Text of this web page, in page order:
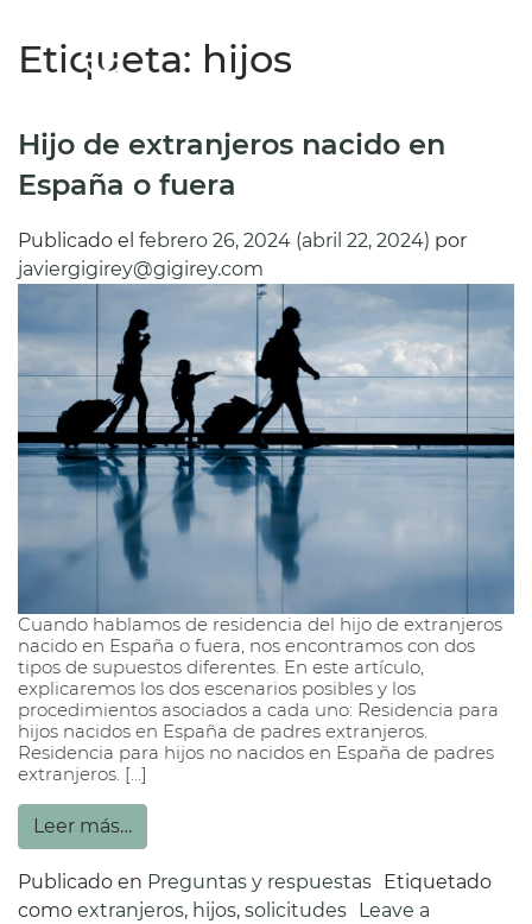
ES
Etiqueta: hijos
Hijo de extranjeros nacido en
España o fuera
Publicado el febrero 26, 2024 (abril 22, 2024) por
javiergigirey@gigirey.com
Cuando hablamos de residencia del hijo de extranjeros
nacido en España o fuera, nos encontramos con dos
tipos de supuestos diferentes. En este artículo,
explicaremos los dos escenarios posibles y los
procedimientos asociados a cada uno: Residencia para
hijos nacidos en España de padres extranjeros.
Residencia para hijos no nacidos en España de padres
extranjeros. […]
Leer más…
Publicado en Preguntas y respuestas
Etiquetado
como extranjeros, hijos, solicitudes
Leave a